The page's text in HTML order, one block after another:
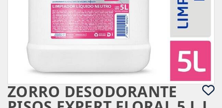
ZORRO DESODORANTE